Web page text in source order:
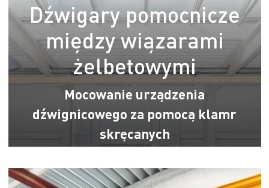
Dźwigary pomocnicze
między wiązarami
żelbetowymi
Mocowanie urządzenia
dźwignicowego za pomocą klamr
skręcanych